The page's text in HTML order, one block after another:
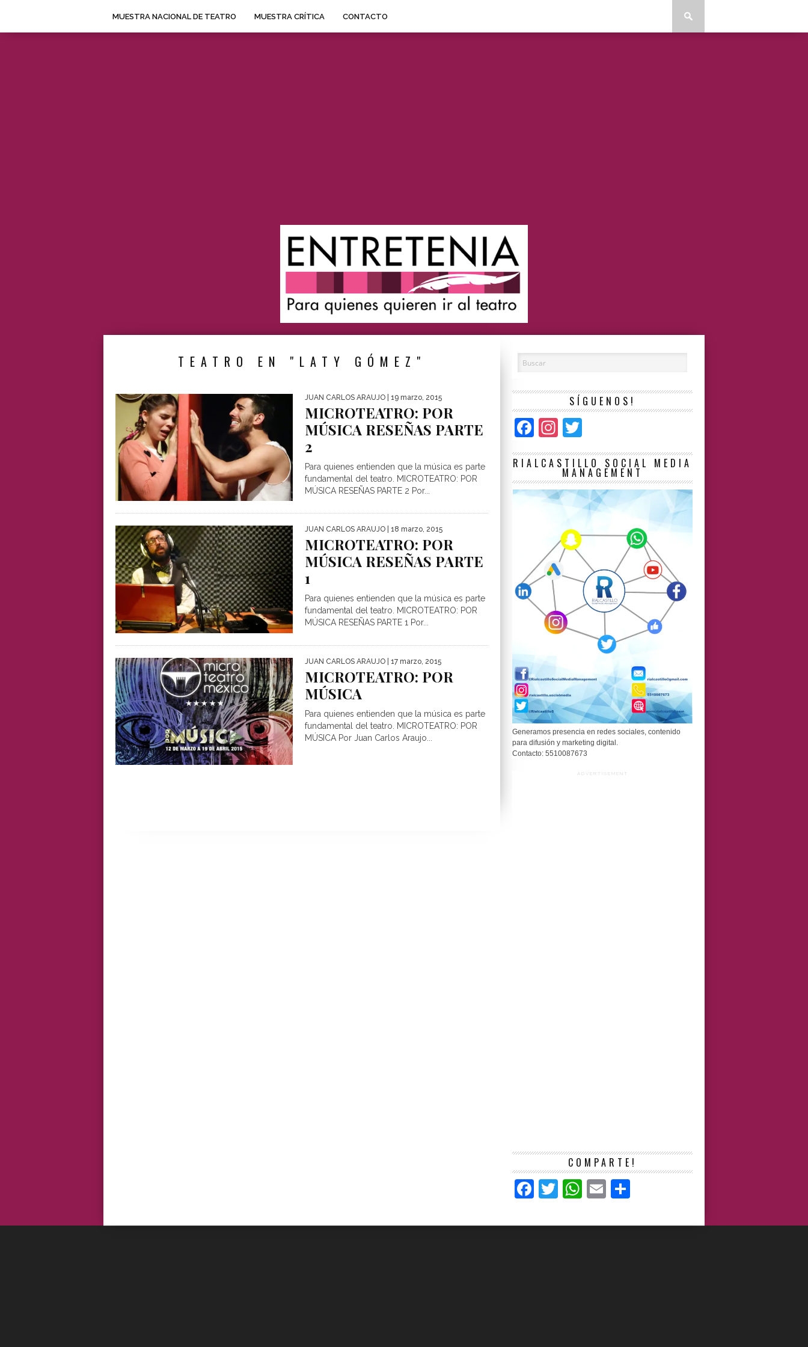
MUESTRA NACIONAL DE TEATRO MUESTRA CRÍTICA CONTACTO
TEATRO EN "LATY GÓMEZ"
JUAN CARLOS ARAUJO | 19 marzo, 2015
MICROTEATRO: POR
MÚSICA RESEÑAS PARTE
2
Para quienes entienden que la música es parte
fundamental del teatro. MICROTEATRO: POR
MÚSICA RESEÑAS PARTE 2 Por...
JUAN CARLOS ARAUJO | 18 marzo, 2015
MICROTEATRO: POR
MÚSICA RESEÑAS PARTE
1
Para quienes entienden que la música es parte
fundamental del teatro. MICROTEATRO: POR
MÚSICA RESEÑAS PARTE 1 Por...
JUAN CARLOS ARAUJO | 17 marzo, 2015
MICROTEATRO: POR
MÚSICA
Para quienes entienden que la música es parte
fundamental del teatro. MICROTEATRO: POR
MÚSICA Por Juan Carlos Araujo...
SÍGUENOS!
Facebook
Instagram
RIALCASTILLO SOCIAL MEDIA
MANAGEMENT
Generamos presencia en redes sociales, contenido
para difusión y marketing digital.
Contacto: 5510087673
ADVERTISEMENT
COMPARTE!
Facebook
TwitterWhatsApp
Email